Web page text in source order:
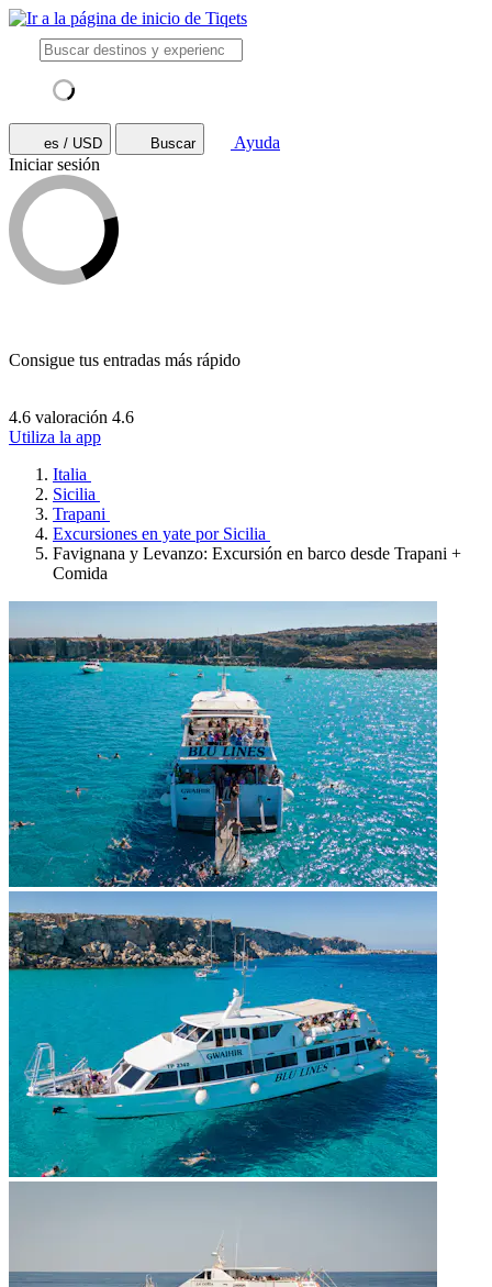
es / USD Buscar
Ayuda
Iniciar sesión
Consigue tus entradas más rápido
4.6 valoración 4.6
Utiliza la app
Italia
Sicilia
Trapani
Excursiones en yate por Sicilia
Favignana y Levanzo: Excursión en barco desde Trapani +
Comida